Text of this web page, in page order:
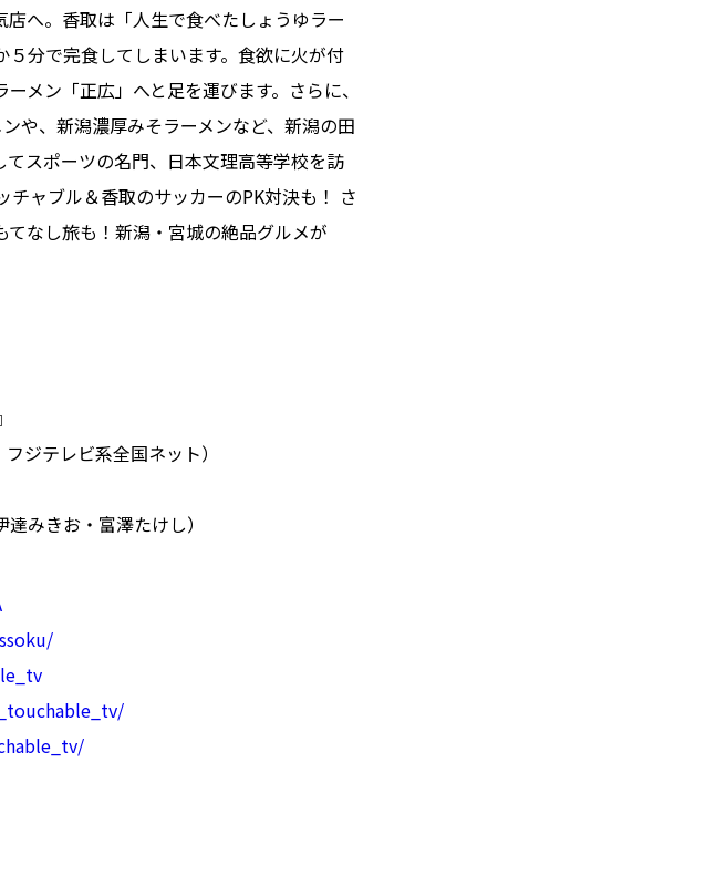
へ。香取は「人生で食べたしょうゆラー
分で完食してしまいます。食欲に火が付
メン「正広」へと足を運びます。さらに、
や、新潟濃厚みそラーメンなど、新潟の田
スポーツの名門、日本文理高等学校を訪
ャブル＆香取のサッカーのPK対決も！ さ
なし旅も！新潟・宮城の絶品グルメが
ジテレビ系全国ネット）
みきお・富澤たけし）